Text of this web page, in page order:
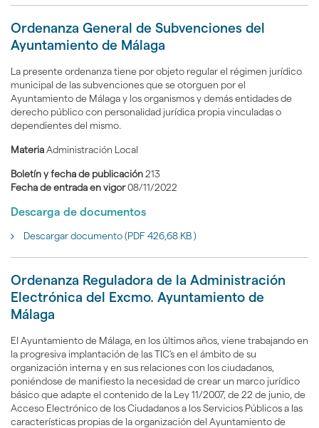
Ordenanza General de Subvenciones del
Ayuntamiento de Málaga
La presente ordenanza tiene por objeto regular el régimen jurídico
municipal de las subvenciones que se otorguen por el
Ayuntamiento de Málaga y los organismos y demás entidades de
derecho público con personalidad jurídica propia vinculadas o
dependientes del mismo.
MateriaAdministración Local
Boletín y fecha de publicación213
Fecha de entrada en vigor08/11/2022
Descarga de documentos
Descargar documento (PDF 426,68 KB )
Ordenanza Reguladora de la Administración
Electrónica del Excmo. Ayuntamiento de
Málaga
El Ayuntamiento de Málaga, en los últimos años, viene trabajando en
la progresiva implantación de las TIC's en el ámbito de su
organización interna y en sus relaciones con los ciudadanos,
poniéndose de manifiesto la necesidad de crear un marco jurídico
básico que adapte el contenido de la Ley 11/2007, de 22 de junio, de
Acceso Electrónico de los Ciudadanos a los Servicios Públicos a las
características propias de la organización del Ayuntamiento de